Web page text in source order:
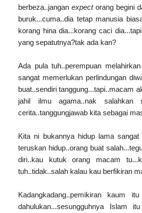
berbeza..jangan expectorang begini
buruk...cuma..dia tetap manusia
korang hina dia...korang caci
yang sepatutnya?tak ada kan?
Ada pula tuh..perempuan
sangat memerlukan perlindungan
buat..sendiri tanggung...tapi..macam
jahil ilmu agama..nak salahkan
cerita..tanggungjawab kita sebagai
Kita ni bukannya hidup lama
teruskan hidup..orang buat
diri..kau kutuk orang macam
tuh..tidak..salah kalau kau berfikiran
Kadangkadang..pemikiran kaum
dahulukan...sesungguhnya Islam